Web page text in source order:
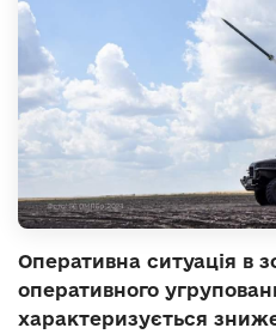
Оперативна ситуація в
оперативного
характеризується